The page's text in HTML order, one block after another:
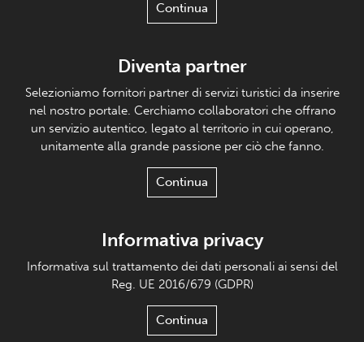
Continua
Diventa partner
Selezioniamo fornitori partner di servizi turistici da inserire
nel nostro portale. Cerchiamo collaboratori che offrano
un servizio autentico, legato al territorio in cui operano,
unitamente alla grande passione per ciò che fanno.
Continua
Informativa privacy
Informativa sul trattamento dei dati personali ai sensi del
Reg. UE 2016/679 (GDPR)
Continua